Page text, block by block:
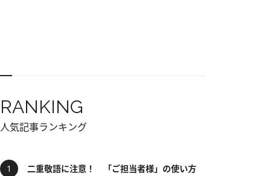
RANKING
人気記事ランキング
二重敬語に注意！ 「ご担当者様」の使い方